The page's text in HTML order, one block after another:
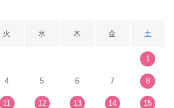
火 水 木 金 土
1
4 5 6 7 8
11 12 13 14 15